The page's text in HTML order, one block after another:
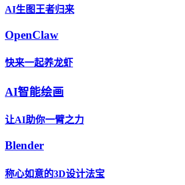
AI生图王者归来
OpenClaw
快来一起养龙虾
AI智能绘画
让AI助你一臂之力
Blender
称心如意的3D设计法宝